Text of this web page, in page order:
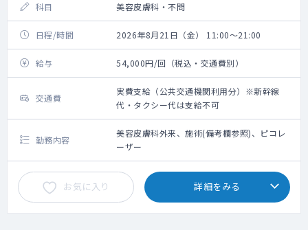
科目 美容皮膚科・不問
日程/時間 2026年8月21日（金） 11:00～21:00
給与 54,000円/回（税込・交通費別）
交通費
実費支給（公共交通機関利用分）※新幹線
代・タクシー代は支給不可
勤務内容
美容皮膚科外来、施術(備考欄参照)、ピコレ
ーザー
お気に入り 詳細をみる